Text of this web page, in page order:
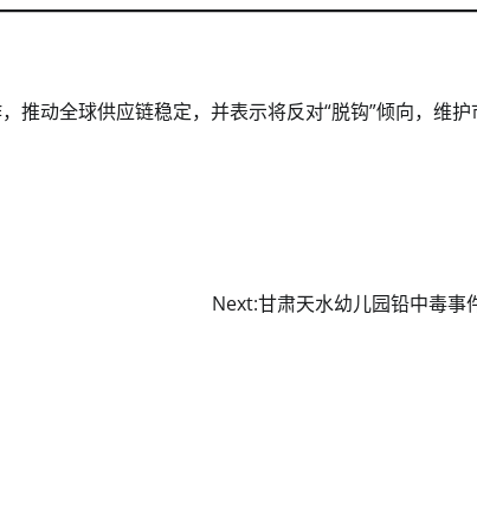
推动全球供应链稳定，并表示将反对“脱钩”倾向，维护
Next:甘肃天水幼儿园铅中毒事